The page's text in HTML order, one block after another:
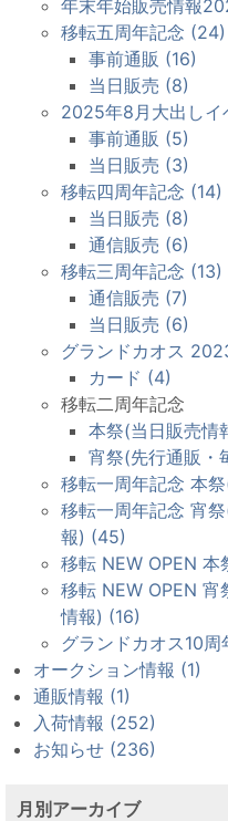
年末年始販売情報
移転五周年記念 (24)
事前通販 (16)
当日販売 (8)
2025年8月大出しイ
事前通販 (5)
当日販売 (3)
移転四周年記念 (14)
当日販売 (8)
通信販売 (6)
移転三周年記念 (13)
通信販売 (7)
当日販売 (6)
グランドカオス
カード (4)
移転二周年記念
本祭(当日販売情
宵祭(先行通販・
移転一周年記念 本
移転一周年記念 宵
報) (45)
移転 NEW OPEN
移転 NEW OPEN 宵
情報) (16)
グランドカオス10
オークション情報 (1)
通販情報 (1)
入荷情報 (252)
お知らせ (236)
月別アーカイブ